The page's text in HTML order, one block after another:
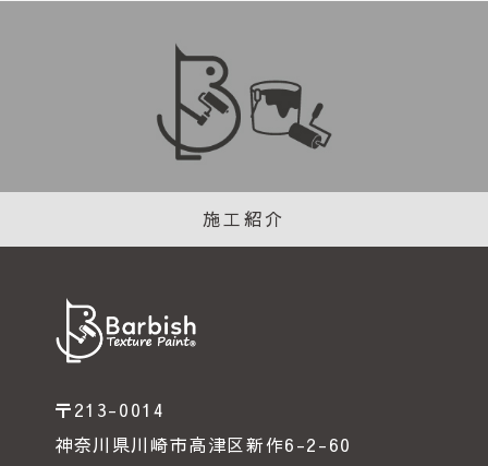
施工紹介
〒213-0014
神奈川県川崎市高津区新作6-2-60